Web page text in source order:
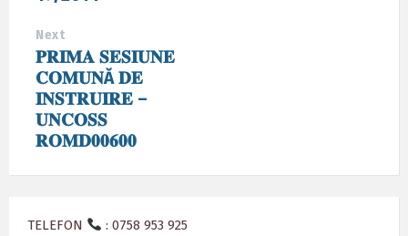
Next
𝐏𝐑𝐈𝐌𝐀 𝐒𝐄𝐒𝐈𝐔𝐍𝐄
𝐂𝐎𝐌𝐔𝐍Ă 𝐃𝐄
𝐈𝐍𝐒𝐓𝐑𝐔𝐈𝐑𝐄 –
𝐔𝐍𝐂𝐎𝐒𝐒
𝐑𝐎𝐌𝐃𝟎𝟎𝟔𝟎𝟎
TELEFON : 0758 953 925